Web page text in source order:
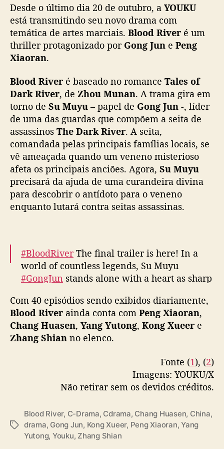
g
a
e
n
v
e
n
a
m
e
n
t
o
d
e
a
n
e
s
p
o
s
e
i
i
v
i
s
Desde o último dia 20 de outubro, a YOUKU
está transmitindo seu novo drama com
temática de artes marciais. Blood River é um
thriller protagonizado por Gong Jun e Peng
Xiaoran.
Blood River é baseado no romance Tales of
Dark River, de Zhou Munan. A trama gira em
torno de Su Muyu – papel de Gong Jun -, líder
de uma das guardas que compõem a seita de
assassinos The Dark River. A seita,
comandada pelas principais famílias locais, se
vê ameaçada quando um veneno misterioso
afeta os principais anciões. Agora, Su Muyu
precisará da ajuda de uma curandeira divina
para descobrir o antídoto para o veneno
enquanto lutará contra seitas assassinas.
#BloodRiverThe final trailer is here! In a
world of countless legends, Su Muyu
#GongJun stands alone with a heart as sharp
YOUKU and witness the battle that will
upend the martial world!#暗河传 #龚俊
#YOUKU #优酷 pic.twitter.com/IhrnSjU4nh
Com 40 episódios sendo exibidos diariamente,
Blood River ainda conta com Peng Xiaoran,
Chang Huasen, Yang Yutong, Kong Xueer e
Zhang Shian no elenco.
Fonte (1), (2)
Imagens: YOUKU/X
Não retirar sem os devidos créditos.
T
Blood River, C-Drama, Cdrama, Chang Huasen, China,
drama, Gong Jun, Kong Xueer, Peng Xiaoran,Yang
Yutong, Youku, Zhang Shian